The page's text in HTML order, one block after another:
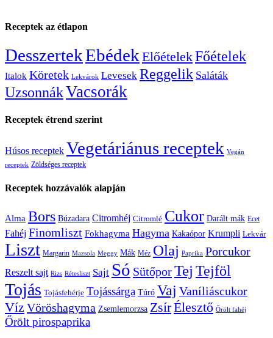
Receptek az étlapon
DesszertekEbédek ElőételekFőételek
Italok Köretek Lekvárok Levesek Reggelik Saláták
UzsonnákVacsorák
Receptek étrend szerint
Húsos receptek Vegetáriánus receptek Vegán
receptek Zöldséges receptek
Receptek hozzávalók alapján
Alma Bors Búzadara Citromhéj Citromlé Cukor Darált mák Ecet
Fahéj Finomliszt Fokhagyma Hagyma Kakaópor Krumpli Lekvár
Liszt Margarin Mazsola Meggy Mák Méz Olaj Paprika Porcukor
Reszelt sajt Rizs Rétesliszt Sajt Só SütőporTej Tejföl
Tojás Tojásfehérje Tojássárga Túró Vaj Vaníliáscukor
Víz Vöröshagyma Zsemlemorzsa ZsírÉlesztő Őrölt fahéj
Őrölt pirospaprika